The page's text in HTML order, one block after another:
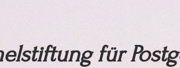
für